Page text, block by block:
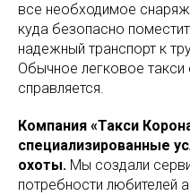
все необходимое
куда безопасно
надежный транспорт к
Обычное легковое такси
справляется.
Компания «Такси
специализированные
охоты. Мы создали
потребности любителей